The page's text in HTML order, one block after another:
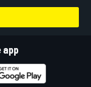
app